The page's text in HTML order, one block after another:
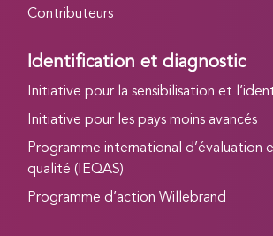
Contributeurs
Identification et diagnostic
Initiative pour la sensibilisation et
Initiative pour les pays moins avancés
Programme international d’évaluation
qualité (IEQAS)
Programme d’action Willebrand